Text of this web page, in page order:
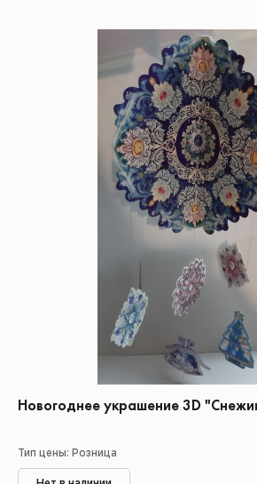
Новогоднее украшение 3D
Тип цены: Розница